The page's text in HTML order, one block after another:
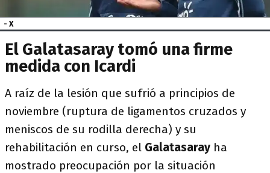
- X
El Galatasaray tomó una firme
medida con Icardi
A raíz de la lesión que sufrió a principios de
noviembre (ruptura de ligamentos cruzados y
meniscos de su rodilla derecha) y su
rehabilitación en curso, el Galatasaray ha
mostrado preocupación por la situación